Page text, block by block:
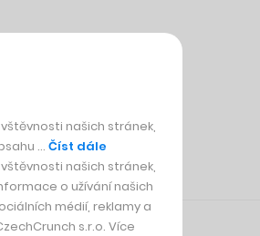
našich stránek,
… Číst dále
našich stránek,
o užívání našich
médií, reklamy a
s.r.o. Více